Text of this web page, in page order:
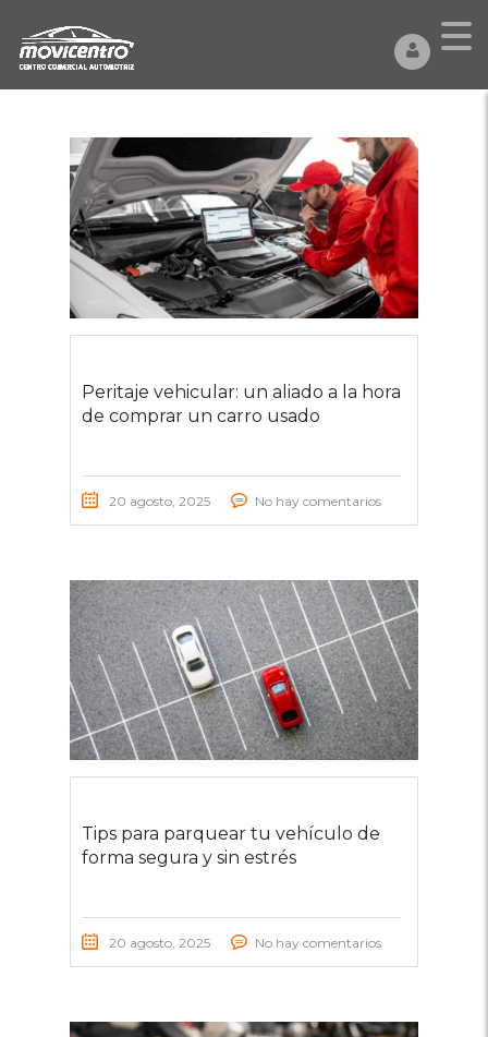
Peritaje vehicular: un aliado a la hora
de comprar un carro usado
20 agosto, 2025 No hay comentarios
Tips para parquear tu vehículo de
forma segura y sin estrés
20 agosto, 2025 No hay comentarios